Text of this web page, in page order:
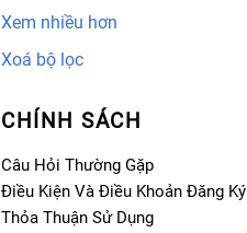
Xem nhiều hơn
Xoá bộ lọc
CHÍNH SÁCH
Câu Hỏi Thường Gặp
Điều Kiện Và Điều Khoản Đăng Ký
Thỏa Thuận Sử Dụng